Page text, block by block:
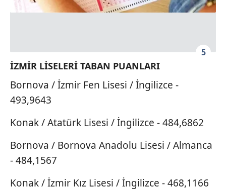
5
İZMİR LİSELERİ TABAN PUANLARI
Bornova / İzmir Fen Lisesi / İngilizce -
493,9643
Konak / Atatürk Lisesi / İngilizce - 484,6862
Bornova / Bornova Anadolu Lisesi / Almanca
- 484,1567
Konak / İzmir Kız Lisesi / İngilizce - 468,1166